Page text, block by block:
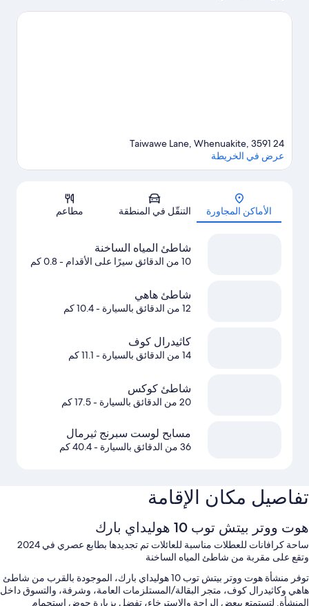
موصى بهما للزيارة.اكتشف المغامرات المائية في المنطقة من خلال
الخريطة
24 Taiwawe Lane, Whenuakite, 3591
عرض في الخريطة
الأماكن المجاورة التنقّل في المنطقة مطاعم
شاطئ المياه الساخنة
10 من الدقائق سيرًا على الأقدام - 0.8 كم
شاطئ هاهي
12 من الدقائق بالسيارة - 10.4 كم
كاثيدرال كوف
14 من الدقائق بالسيارة - 11.1 كم
شاطئ كوكس
20 من الدقائق بالسيارة - 17.5 كم
مسابح لوست سبرنج ثيرمال
36 من الدقائق بالسيارة - 40.4 كم
تفاصيل مكان الإقامة
هوت ووتر بيتش توب 10 هوليداي بارك
ساحة كرافانات للعطلات مناسبة للعائلات تم تجديدها بطابع عصري في 2024
وتقع على مقربة من شاطئ المياه الساخنة
توفر منشأة هوت ووتر بيتش توب 10 هوليداي بارك، الموجودة بالقرب من شاطئ
هاهي وكاثيدرال كوف، متجر البقالة/المستلزمات العامة، وشرفة، والتسوق داخل
المنشأة. لتستمتع ببعض الراحة والاسترخاء، تفضل بزيارة حوض استحمام